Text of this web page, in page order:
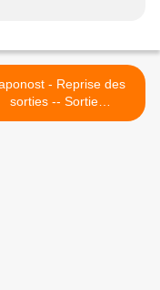
- Reprise des
sorties -- Sortie
16 janvier